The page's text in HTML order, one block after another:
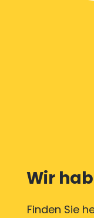
Wir
Finden Sie